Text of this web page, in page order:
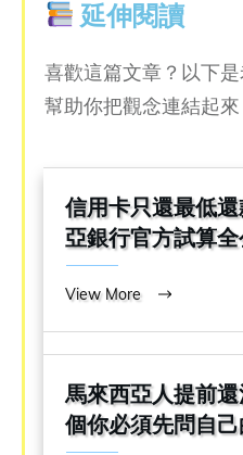
延伸閱讀
喜歡這篇文章？以下
幫助你把觀念連結起來
信用卡只還最低
亞銀行官方試算
View More
馬來西亞人提前
個你必須先問自